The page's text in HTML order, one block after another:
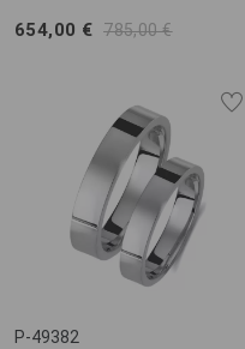
654,00 € 785,00 €
P-49382